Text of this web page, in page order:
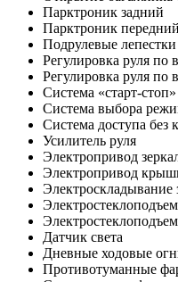
Парктроник задний
Парктроник передний
Подрулевые
Регулировка руля по
Регулировка руля по
Система «старт-стоп»
Система выбора
Система доступа без
Усилитель руля
Электропривод
Электропривод
Электроскладывание
Датчик света
Дневные ходовые
Противотуманные